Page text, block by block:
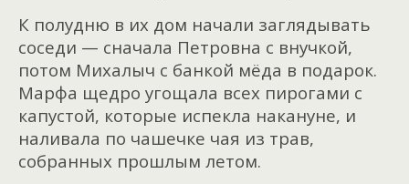
К полудню в их дом начали заглядывать
соседи — сначала Петровна с внучкой,
потом Михалыч с банкой мёда в подарок.
Марфа щедро угощала всех пирогами с
капустой, которые испекла накануне, и
наливала по чашечке чая из трав,
собранных прошлым летом.